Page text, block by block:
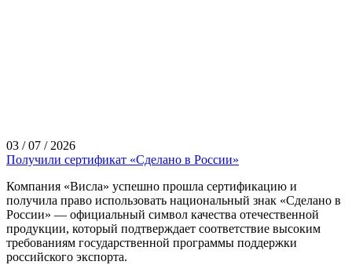
03 / 07 / 2026
Получили сертификат «Сделано в России»
Компания «Висла» успешно прошла сертификацию и
получила право использовать национальный знак «Сделано в
России» — официальный символ качества отечественной
продукции, который подтверждает соответствие высоким
требованиям государственной программы поддержки
российского экспорта.